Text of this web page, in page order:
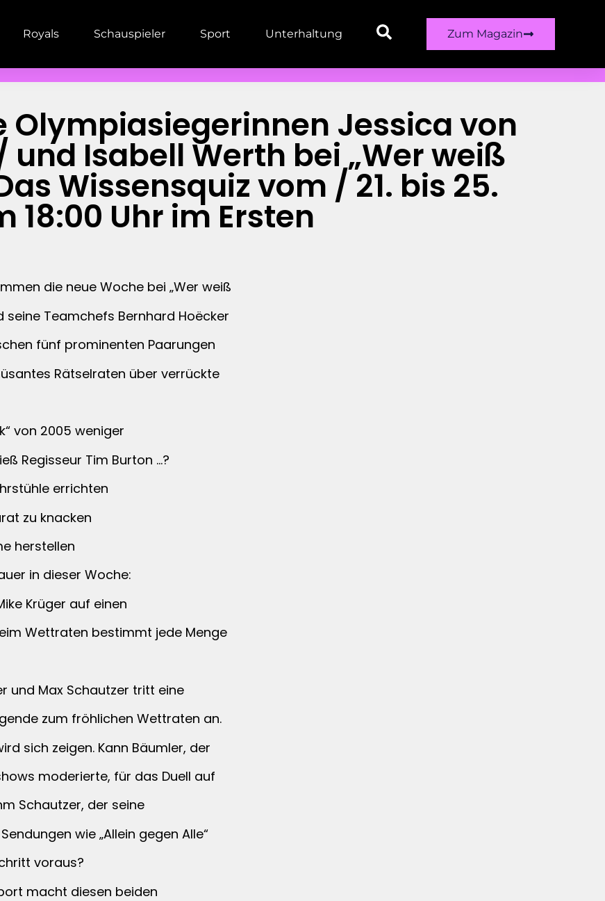
Royals Schauspieler Sport Unterhaltung Zum Magazin
Olympiasiegerinnen Jessica von
Isabell Werth bei „Wer weiß
Wissensquiz vom / 21. bis 25.
18:00 Uhr im Ersten
die neue Woche bei „Wer weiß
seine Teamchefs Bernhard Hoëcker
fünf prominenten Paarungen
Rätselraten über verrückte
von 2005 weniger
Regisseur Tim Burton …?
errichten
zu knacken
herstellen
in dieser Woche:
Krüger auf einen
Wettraten bestimmt jede Menge
und Max Schautzer tritt eine
zum fröhlichen Wettraten an.
sich zeigen. Kann Bäumler, der
moderierte, für das Duell auf
Schautzer, der seine
wie „Allein gegen Alle“
voraus?
macht diesen beiden